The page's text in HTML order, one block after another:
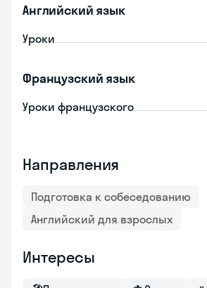
Английский язык
Уроки
Французский язык
Уроки французского
Направления
Подготовка к собеседованию
Английский для взрослых
Интересы